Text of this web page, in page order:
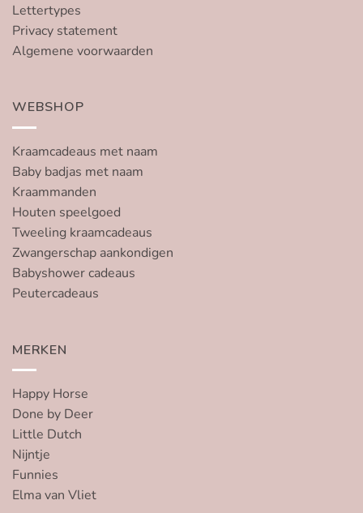
Lettertypes
Privacy statement
Algemene voorwaarden
WEBSHOP
Kraamcadeaus met naam
Baby badjas met naam
Kraammanden
Houten speelgoed
Tweeling kraamcadeaus
Zwangerschap aankondigen
Babyshower cadeaus
Peutercadeaus
MERKEN
Happy Horse
Done by Deer
Little Dutch
Nijntje
Funnies
Elma van Vliet